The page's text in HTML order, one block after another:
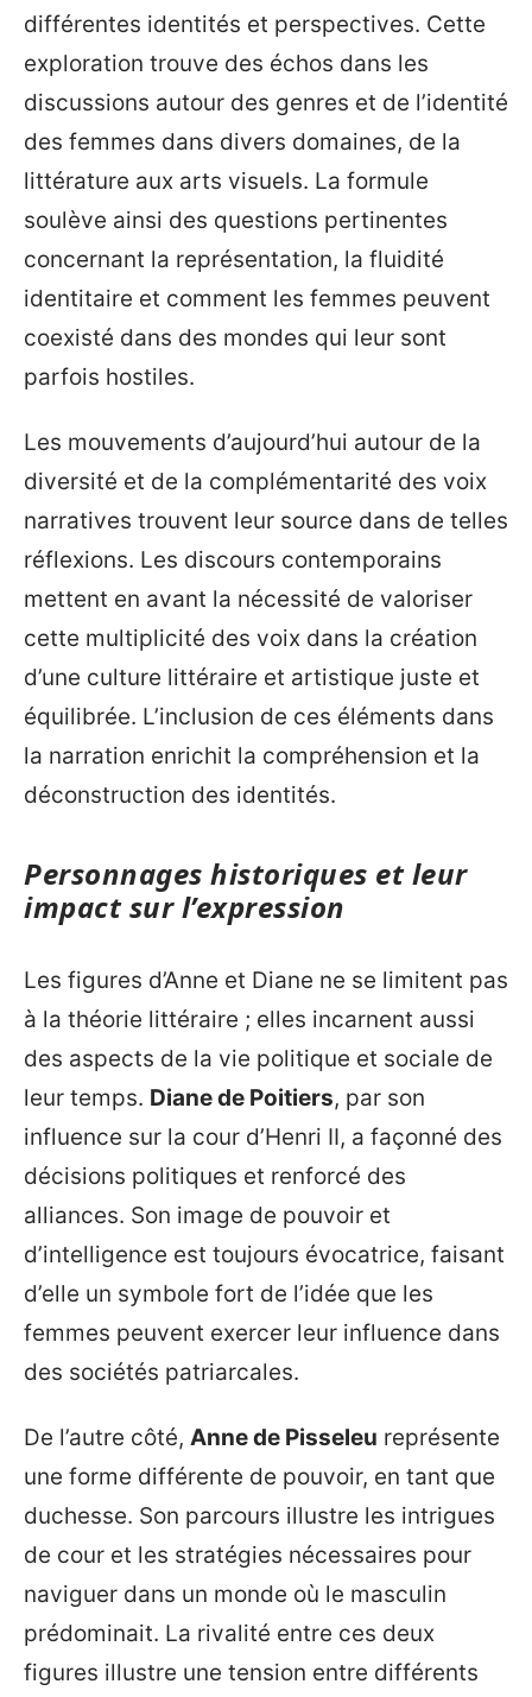
différentes identités et perspectives. Cette
exploration trouve des échos dans les
discussions autour des genres et de l’identité
des femmes dans divers domaines, de la
littérature aux arts visuels. La formule
soulève ainsi des questions pertinentes
concernant la représentation, la fluidité
identitaire et comment les femmes peuvent
coexisté dans des mondes qui leur sont
parfois hostiles.
Les mouvements d’aujourd’hui autour de la
diversité et de la complémentarité des voix
narratives trouvent leur source dans de telles
réflexions. Les discours contemporains
mettent en avant la nécessité de valoriser
cette multiplicité des voix dans la création
d’une culture littéraire et artistique juste et
équilibrée. L’inclusion de ces éléments dans
la narration enrichit la compréhension et la
déconstruction des identités.
Personnages historiques et leur
impact sur l’expression
Les figures d’Anne et Diane ne se limitent pas
à la théorie littéraire ; elles incarnent aussi
des aspects de la vie politique et sociale de
leur temps. Diane de Poitiers, par son
influence sur la cour d’Henri II, a façonné des
décisions politiques et renforcé des
alliances. Son image de pouvoir et
d’intelligence est toujours évocatrice, faisant
d’elle un symbole fort de l’idée que les
femmes peuvent exercer leur influence dans
des sociétés patriarcales.
De l’autre côté, Anne de Pisseleu représente
une forme différente de pouvoir, en tant que
duchesse. Son parcours illustre les intrigues
de cour et les stratégies nécessaires pour
naviguer dans un monde où le masculin
prédominait. La rivalité entre ces deux
figures illustre une tension entre différents